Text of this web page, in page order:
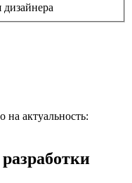
дизайнера
актуальность: